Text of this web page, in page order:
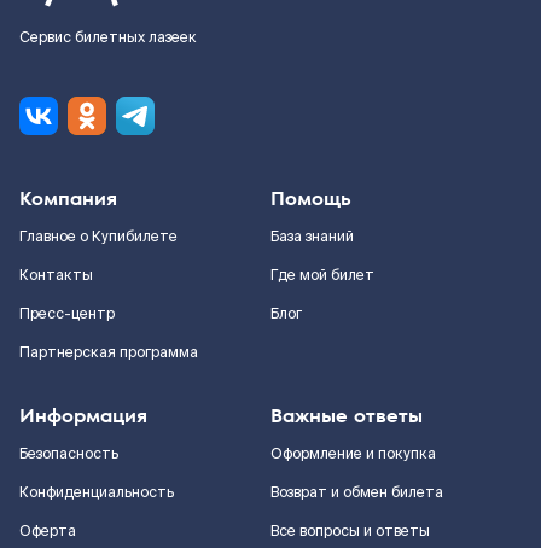
Сервис билетных лазеек
Компания
Главное о Купибилете
Контакты
Пресс-центр
Партнерская программа
Помощь
База знаний
Где мой билет
Блог
Информация
Безопасность
Конфиденциальность
Оферта
Важные ответы
Оформление и покупка
Возврат и обмен билета
Все вопросы и ответы